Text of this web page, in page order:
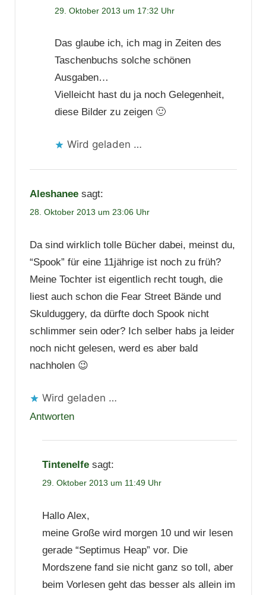
29. Oktober 2013 um 17:32 Uhr
Das glaube ich, ich mag in Zeiten des
Taschenbuchs solche schönen
Ausgaben…
Vielleicht hast du ja noch Gelegenheit,
diese Bilder zu zeigen 🙂
Wird geladen …
Aleshanee sagt:
28. Oktober 2013 um 23:06 Uhr
Da sind wirklich tolle Bücher dabei, meinst du,
“Spook” für eine 11jährige ist noch zu früh?
Meine Tochter ist eigentlich recht tough, die
liest auch schon die Fear Street Bände und
Skulduggery, da dürfte doch Spook nicht
schlimmer sein oder? Ich selber habs ja leider
noch nicht gelesen, werd es aber bald
nachholen 😉
Wird geladen …
Antworten
Tintenelfe sagt:
29. Oktober 2013 um 11:49 Uhr
Hallo Alex,
meine Große wird morgen 10 und wir lesen
gerade “Septimus Heap” vor. Die
Mordszene fand sie nicht ganz so toll, aber
beim Vorlesen geht das besser als allein im